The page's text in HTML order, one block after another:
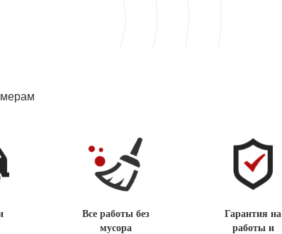
Все работы без
мусора
Гарантия на
работы и